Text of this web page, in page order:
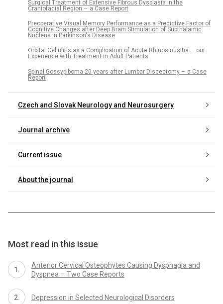
Surgical Treatment of Extensive Fibrous Dysplasia in the
Craniofacial Region – a Case Report
Preoperative Visual Memory Performance as a Predictive Factor of
Cognitive Changes after Deep Brain Stimulation of Subthalamic
Nucleus in Parkinson‘s Disease
Orbital Cel­lulitis as a Complication of Acute Rhinosinusitis – our
Experience with Treatment in Adult Patients
Spinal Gos­sypiboma 20 years after Lumbar Discectomy – a Case
Report
Czech and Slovak Neurology and Neurosurgery
Journal archive
Current issue
About the journal
Most read in this issue
Anterior Cervical Osteophytes Caus­ing Dysphagia and
Dyspnea – Two Case Reports
Depression in Selected Neurological Disorders